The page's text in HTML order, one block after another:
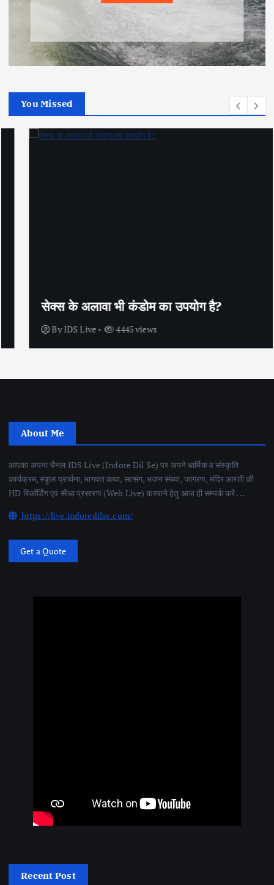
You Missed
सेक्स के अलावा भी कंडोम का उपयोग है?
ByIDS Live 4445 views
About Me
आपका अपना चैनल IDS Live (Indore Dil Se) पर अपने धार्मिक व संस्कृति
कार्यक्रम, स्कूल प्रार्थना, भागवत कथा, सत्संग, भजन संध्या, जागरण, मंदिर आरती की
HD रिकॉर्डिंग एवं सीधा प्रसारण (Web Live) करवाने हेतु आज ही सम्पर्क करें . . .
https://live.indoredilse.com/
Get a Quote
Recent Post